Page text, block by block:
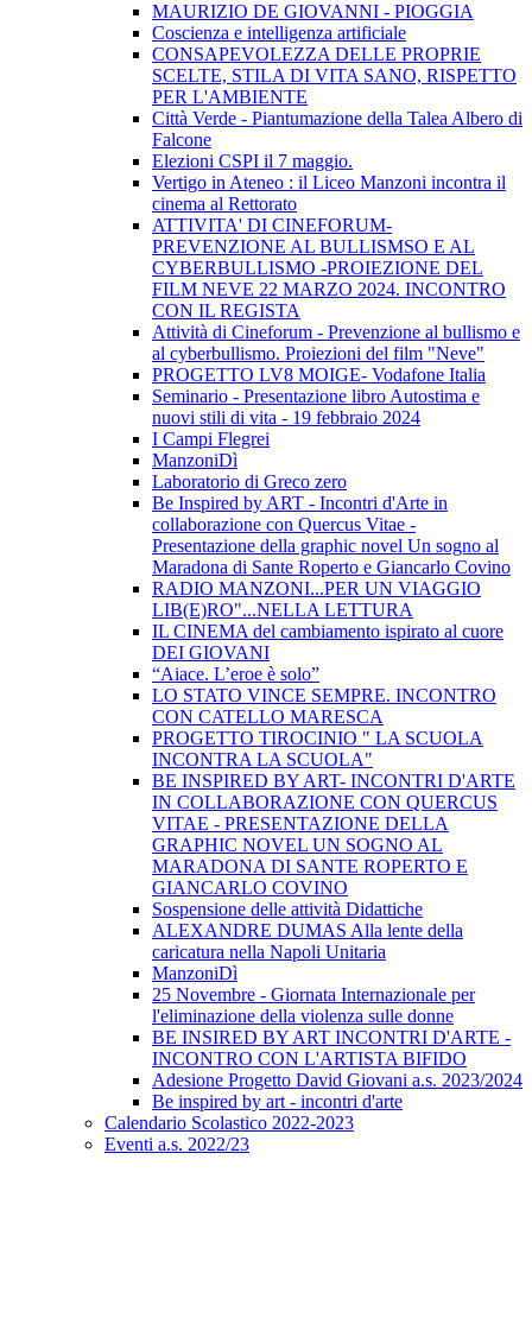
MAURIZIO DE GIOVANNI - PIOGGIA
Coscienza e intelligenza artificiale
CONSAPEVOLEZZA DELLE PROPRIE
SCELTE, STILA DI VITA SANO, RISPETTO
PER L'AMBIENTE
Città Verde - Piantumazione della Talea Albero di
Falcone
Elezioni CSPI il 7 maggio.
Vertigo in Ateneo : il Liceo Manzoni incontra il
cinema al Rettorato
ATTIVITA' DI CINEFORUM-
PREVENZIONE AL BULLISMSO E AL
CYBERBULLISMO -PROIEZIONE DEL
FILM NEVE 22 MARZO 2024. INCONTRO
CON IL REGISTA
Attività di Cineforum - Prevenzione al bullismo e
al cyberbullismo. Proiezioni del film "Neve"
PROGETTO LV8 MOIGE- Vodafone Italia
Seminario - Presentazione libro Autostima e
nuovi stili di vita - 19 febbraio 2024
I Campi Flegrei
ManzoniDì
Laboratorio di Greco zero
Be Inspired by ART - Incontri d'Arte in
collaborazione con Quercus Vitae -
Presentazione della graphic novel Un sogno al
Maradona di Sante Roperto e Giancarlo Covino
RADIO MANZONI...PER UN VIAGGIO
LIB(E)RO"...NELLA LETTURA
IL CINEMA del cambiamento ispirato al cuore
DEI GIOVANI
“Aiace. L’eroe è solo”
LO STATO VINCE SEMPRE. INCONTRO
CON CATELLO MARESCA
PROGETTO TIROCINIO " LA SCUOLA
INCONTRA LA SCUOLA"
BE INSPIRED BY ART- INCONTRI D'ARTE
IN COLLABORAZIONE CON QUERCUS
VITAE - PRESENTAZIONE DELLA
GRAPHIC NOVEL UN SOGNO AL
MARADONA DI SANTE ROPERTO E
GIANCARLO COVINO
Sospensione delle attività Didattiche
ALEXANDRE DUMAS Alla lente della
caricatura nella Napoli Unitaria
ManzoniDì
25 Novembre - Giornata Internazionale per
l'eliminazione della violenza sulle donne
BE INSIRED BY ART INCONTRI D'ARTE -
INCONTRO CON L'ARTISTA BIFIDO
Adesione Progetto David Giovani a.s. 2023/2024
Be inspired by art - incontri d'arte
Calendario Scolastico 2022-2023
Eventi a.s. 2022/23